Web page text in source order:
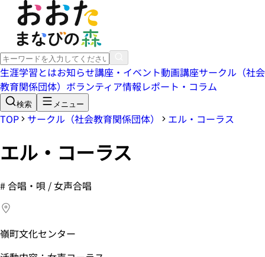
生涯学習とはお知らせ講座・イベント動画講座サークル（社会
教育関係団体） ボランティア情報レポート・コラム
検索 メニュー
TOP サークル（社会教育関係団体） エル・コーラス
エル・コーラス
#合唱・唄 / 女声合唱
嶺町文化センター